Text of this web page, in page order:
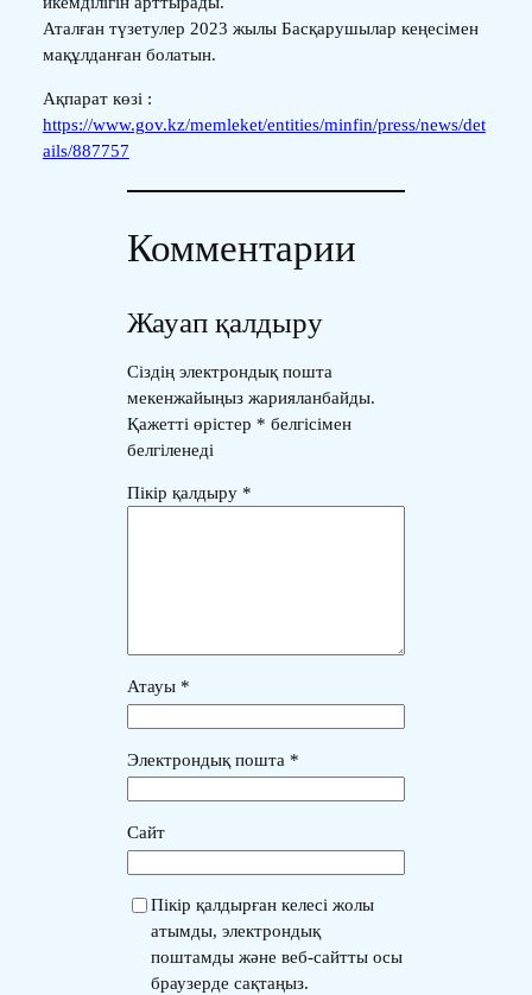
Аталған түзетулер 2023 жылы Басқарушылар кеңесімен
мақұлданған болатын.
Ақпарат көзі :
https://www.gov.kz/memleket/entities/minfin/press/news/det
ails/887757
Комментарии
Жауап қалдыру
Сіздің электрондық пошта
мекенжайыңыз жарияланбайды.
Қажетті өрістер * белгісімен
белгіленеді
Пікір қалдыру *
Атауы *
Электрондық пошта *
Сайт
Пікір қалдырған келесі жолы
атымды, электрондық
поштамды және веб-сайтты осы
браузерде сақтаңыз.